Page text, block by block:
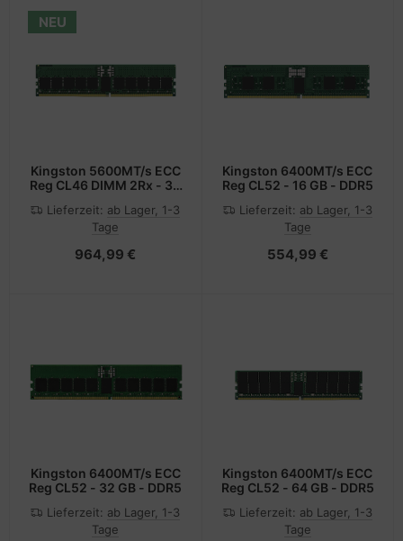
NEU
Kingston 5600MT/s ECC
Reg CL46 DIMM 2Rx - 32
Lieferzeit: ab Lager, 1-3
Tage
964,99 €
Kingston 6400MT/s ECC
Reg CL52 - 16 GB - DDR5
Lieferzeit: ab Lager, 1-3
Tage
554,99 €
Kingston 6400MT/s ECC
Reg CL52 - 32 GB - DDR5
Lieferzeit: ab Lager, 1-3
Tage
Kingston 6400MT/s ECC
Reg CL52 - 64 GB - DDR5
Lieferzeit: ab Lager, 1-3
Tage